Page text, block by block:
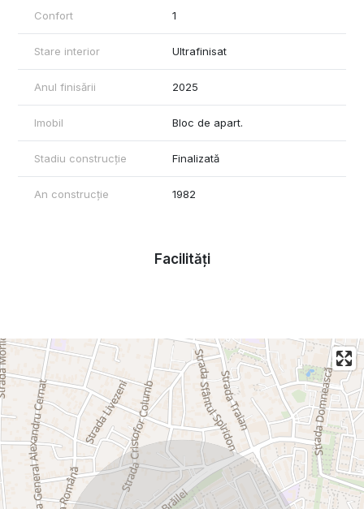
Mag Invest
Confort 1
Stare interior Ultrafinisat
Anul finisării 2025
Imobil Bloc de apart.
Stadiu construcție Finalizată
An construcție 1982
Facilități